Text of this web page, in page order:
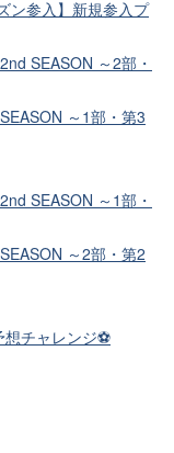
ン参入】新規参入プ
SEASON ～2部・
～1部・第3
SEASON ～1部・
～2部・第2
チャレンジ⚽